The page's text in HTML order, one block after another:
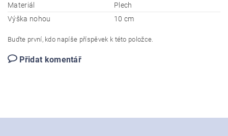
Materiál
Plech
Výška nohou
10 cm
Buďte první, kdo napíše příspěvek k této položce.
Přidat komentář